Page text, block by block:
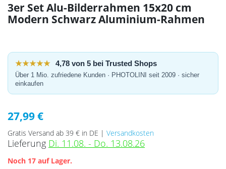
3er Set Alu-Bilderrahmen 15x20 cm
Modern Schwarz Aluminium-Rahmen
★★★★★ 4,78 von 5 bei Trusted Shops
Über 1 Mio. zufriedene Kunden · PHOTOLINI seit 2009 · sicher
einkaufen
27,99 €
Gratis Versand ab 39 € in DE | Versandkosten
Lieferung Di. 11.08. - Do. 13.08.26
Noch 17 auf Lager.